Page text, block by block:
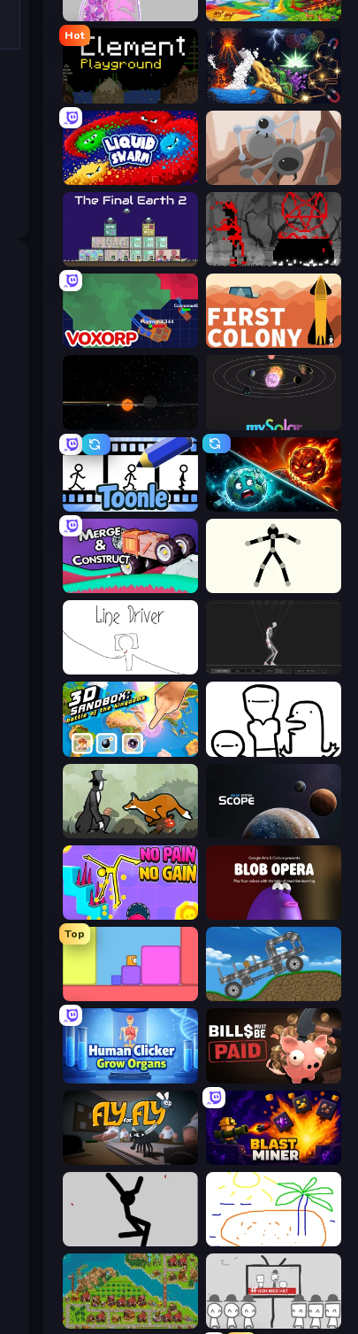
Orb.Farm Sandbox World: Sand Art
Hot
Element Playground Sandbox: Particle World
Liquid Swarm Tri-Achnid
The Final Earth 2 Witchy Sacrifices
Voxorp First Colony
Planetarium 2
Toonle PlanetCrush 2
Merge & Construct Stick Animator
Skeleton Simulator
3D Sandbox: Battle of the Kingdoms I Don't Even Know
The Illusionist's Dream Solar System Scope
No Pain No Gain - Ragdoll Sandbox Blob Opera
Top
Move It!
Human Clicker: Grow Organs Bills Must Be Paid
Fly for Fly Blast Miner
Skribbl.io
City Idle We Become What We Behold